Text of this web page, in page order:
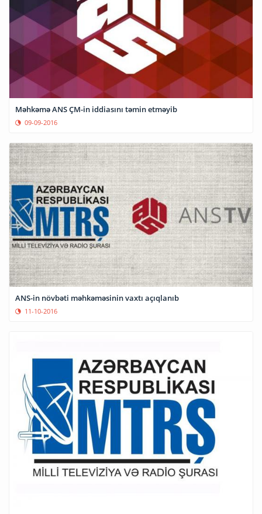
Məhkəmə ANS ÇM-in iddiasını təmin etməyib
09-09-2016
ANS-in növbəti məhkəməsinin vaxtı açıqlanıb
11-10-2016